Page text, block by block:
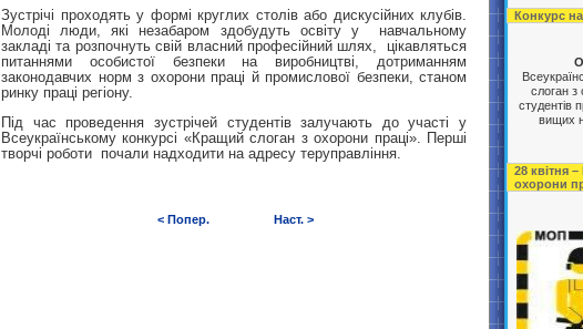
Зустрічі проходять у формі круглих столів або дискусійних клубів.
Молоді люди, які незабаром здобудуть освіту у навчальному
закладі та розпочнуть свій власний професійний шлях, цікавляться
питаннями особистої безпеки на виробництві, дотриманням
законодавчих норм з охорони праці й промислової безпеки, станом
ринку праці регіону.
Під час проведення зустрічей студентів залучають до участі у
Всеукраїнському конкурсі «Кращий слоган з охорони праці». Перші
творчі роботи почали надходити на адресу теруправління.
< Попер. Наст. >
Конкурс
слоган з
студентів
вищих
28 квітня
охорони